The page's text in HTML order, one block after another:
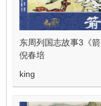
东周列国志故事3《
倪春培
king